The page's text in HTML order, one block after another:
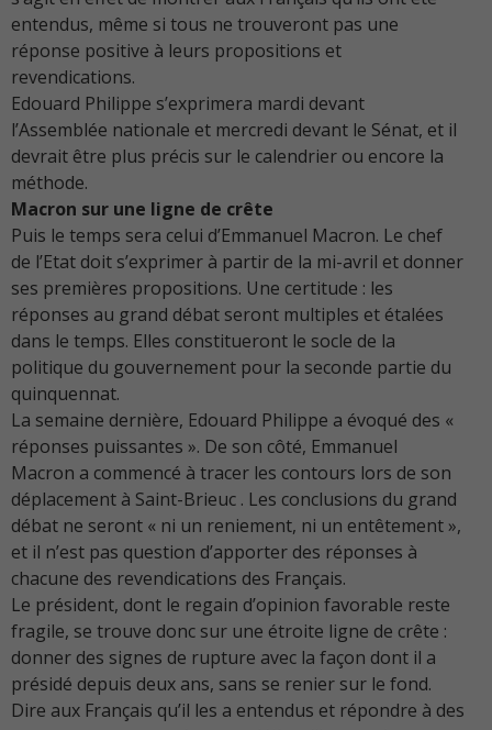
entendus, même si tous ne trouveront pas une
réponse positive à leurs propositions et
revendications.
Edouard Philippe s’exprimera mardi devant
l’Assemblée nationale et mercredi devant le Sénat, et il
devrait être plus précis sur le calendrier ou encore la
méthode.
Macron sur une ligne de crête
Puis le temps sera celui d’Emmanuel Macron. Le chef
de l’Etat doit s’exprimer à partir de la mi-avril et donner
ses premières propositions. Une certitude : les
réponses au grand débat seront multiples et étalées
dans le temps. Elles constitueront le socle de la
politique du gouvernement pour la seconde partie du
quinquennat.
La semaine dernière, Edouard Philippe a évoqué des «
réponses puissantes ». De son côté, Emmanuel
Macron a commencé à tracer les contours lors de son
déplacement à Saint-Brieuc . Les conclusions du grand
débat ne seront « ni un reniement, ni un entêtement »,
et il n’est pas question d’apporter des réponses à
chacune des revendications des Français.
Le président, dont le regain d’opinion favorable reste
fragile, se trouve donc sur une étroite ligne de crête :
donner des signes de rupture avec la façon dont il a
présidé depuis deux ans, sans se renier sur le fond.
Dire aux Français qu’il les a entendus et répondre à des